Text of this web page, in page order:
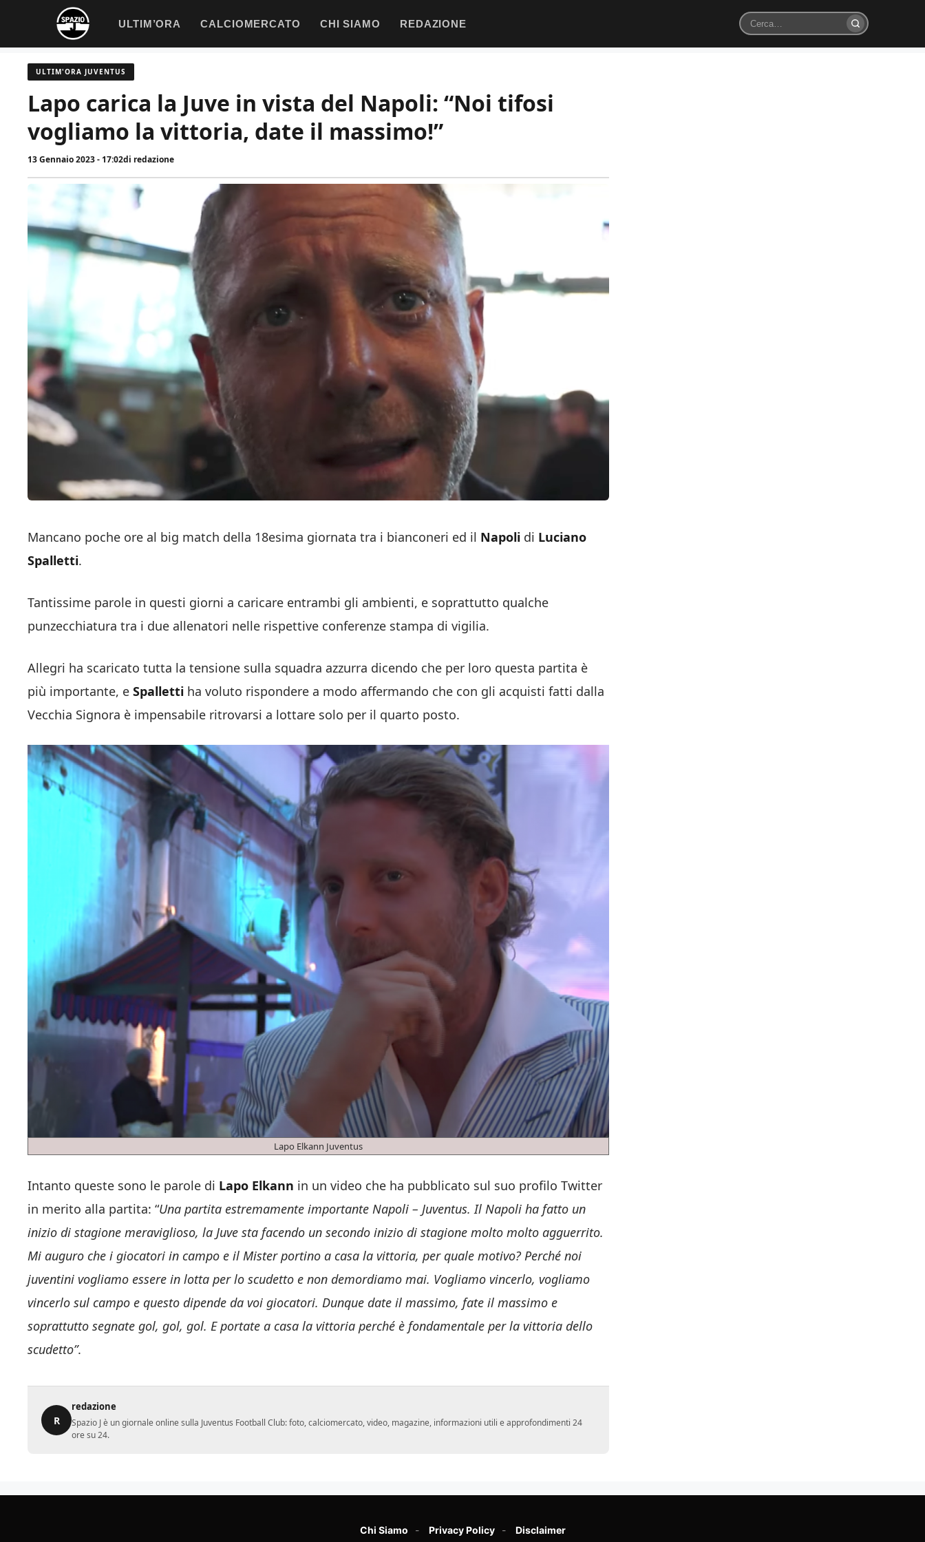
contenuto
ULTIM’ORA CALCIOMERCATO CHI SIAMO REDAZIONE
Cerca
ULTIM'ORA JUVENTUS
Lapo carica la Juve in vista del Napoli: “Noi tifosi
vogliamo la vittoria, date il massimo!”
13 Gennaio 2023 - 17:02di redazione
Mancano poche ore al big match della 18esima giornata tra i bianconeri ed il Napoli di Luciano
Spalletti.
Tantissime parole in questi giorni a caricare entrambi gli ambienti, e soprattutto qualche
punzecchiatura tra i due allenatori nelle rispettive conferenze stampa di vigilia.
Allegri ha scaricato tutta la tensione sulla squadra azzurra dicendo che per loro questa partita è
più importante, e Spalletti ha voluto rispondere a modo affermando che con gli acquisti fatti dalla
Vecchia Signora è impensabile ritrovarsi a lottare solo per il quarto posto.
Lapo Elkann Juventus
Intanto queste sono le parole di Lapo Elkann in un video che ha pubblicato sul suo profilo Twitter
in merito alla partita: “Una partita estremamente importante Napoli – Juventus. Il Napoli ha fatto un
inizio di stagione meraviglioso, la Juve sta facendo un secondo inizio di stagione molto molto agguerrito.
Mi auguro che i giocatori in campo e il Mister portino a casa la vittoria, per quale motivo? Perché noi
juventini vogliamo essere in lotta per lo scudetto e non demordiamo mai. Vogliamo vincerlo, vogliamo
vincerlo sul campo e questo dipende da voi giocatori. Dunque date il massimo, fate il massimo e
soprattutto segnate gol, gol, gol. E portate a casa la vittoria perché è fondamentale per la vittoria dello
scudetto”.
R
redazione
Spazio J è un giornale online sulla Juventus Football Club: foto, calciomercato, video, magazine, informazioni utili e approfondimenti 24
ore su 24.
Chi Siamo Privacy Policy Disclaimer